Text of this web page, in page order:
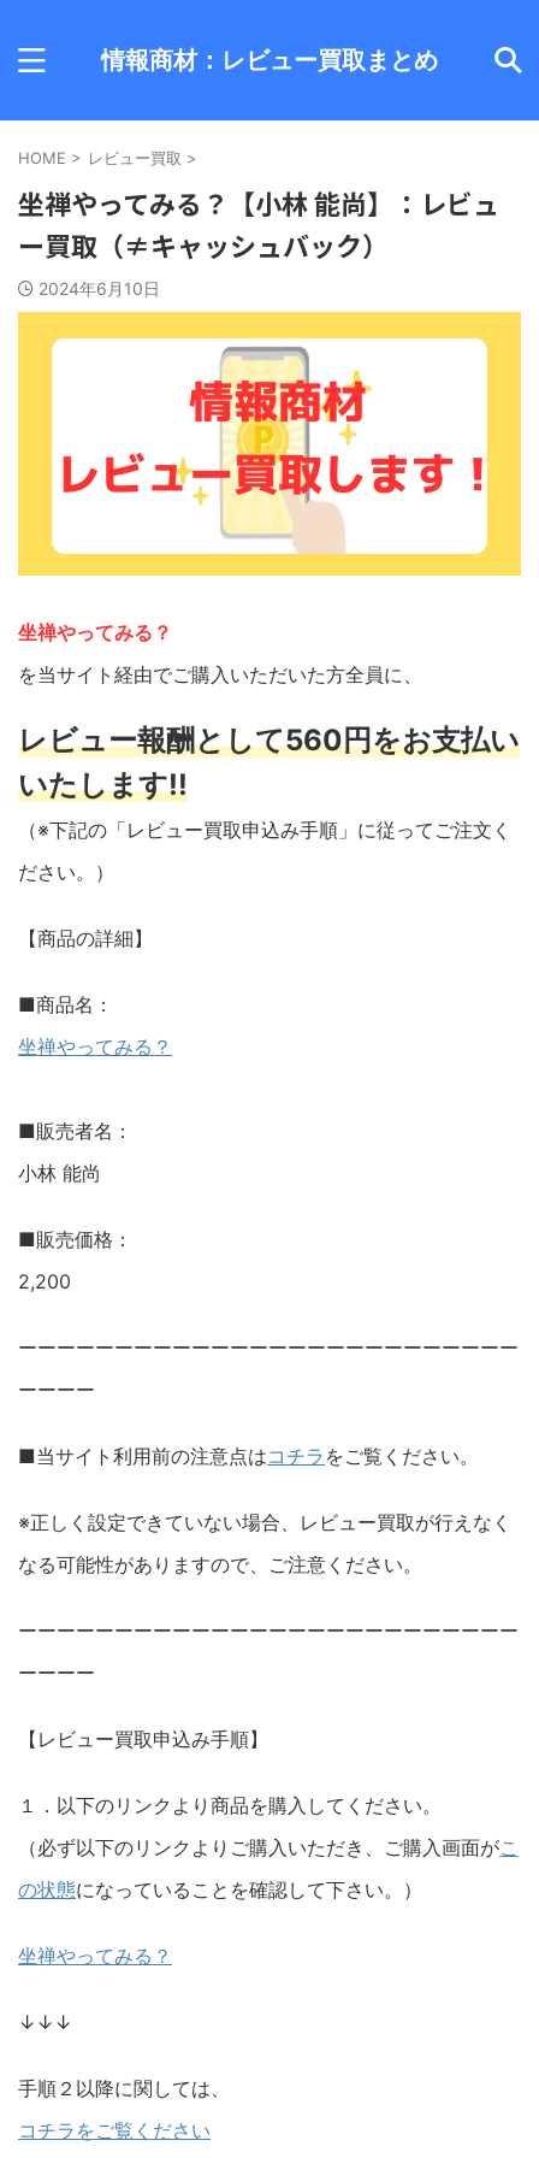
情報商材：レビュー買取まとめ
HOME > レビュー買取 >
坐禅やってみる？【小林 能尚】：レビュ
ー買取（≠キャッシュバック）
2024年6月10日
坐禅やってみる？
を当サイト経由でご購入いただいた方全員に、
レビュー報酬として560円をお支払い
いたします!!
（※下記の「レビュー買取申込み手順」に従ってご注文く
ださい。）
【商品の詳細】
■商品名：
坐禅やってみる？
■販売者名：
小林 能尚
■販売価格：
2,200
ーーーーーーーーーーーーーーーーーーーーーーーーーー
ーーーー
■当サイト利用前の注意点はコチラ をご覧ください。
※正しく設定できていない場合、レビュー買取が行えなく
なる可能性がありますので、ご注意ください。
ーーーーーーーーーーーーーーーーーーーーーーーーーー
ーーーー
【レビュー買取申込み手順】
１．以下のリンクより商品を購入してください。
（必ず以下のリンクよりご購入いただき、ご購入画面がこ
の状態になっていることを確認して下さい。）
坐禅やってみる？
↓↓↓
手順２以降に関しては、
コチラをご覧ください